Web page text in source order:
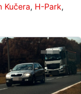
Kučera, H-Park,